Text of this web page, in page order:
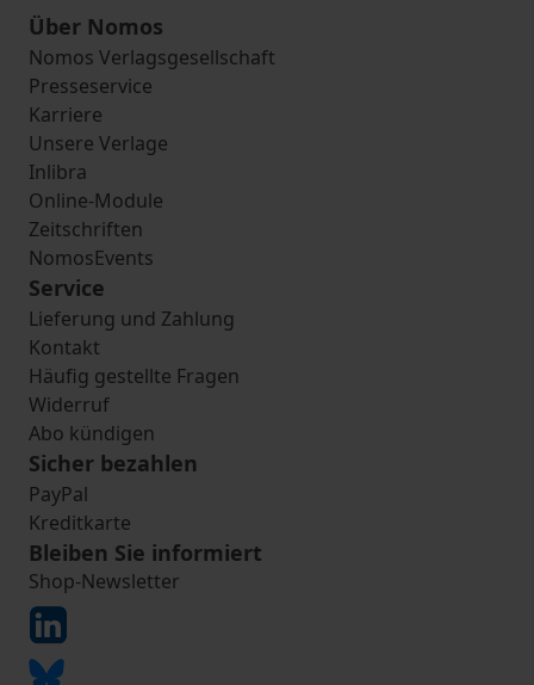
Über Nomos
Nomos Verlagsgesellschaft
Presseservice
Karriere
Unsere Verlage
Inlibra
Online-Module
Zeitschriften
NomosEvents
Service
Lieferung und Zahlung
Kontakt
Häufig gestellte Fragen
Widerruf
Abo kündigen
Sicher bezahlen
PayPal
Kreditkarte
Bleiben Sie informiert
Shop-Newsletter